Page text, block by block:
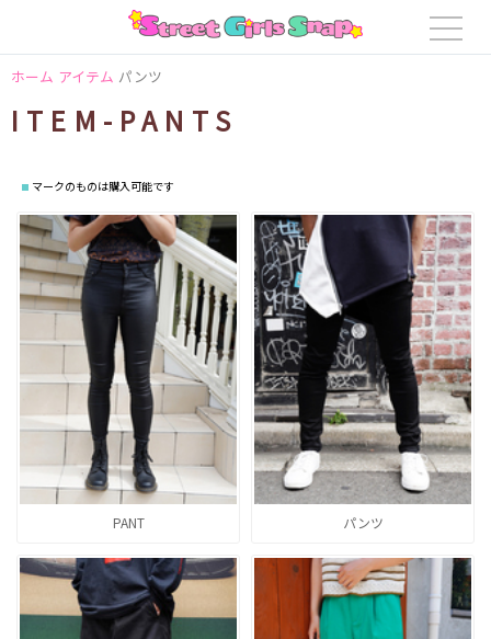
ホーム アイテム パンツ
ITEM-PANTS
マークのものは購入可能です
PANT パンツ